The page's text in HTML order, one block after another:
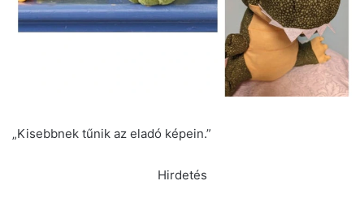
„Kisebbnek tűnik az eladó képein.”
Hirdetés